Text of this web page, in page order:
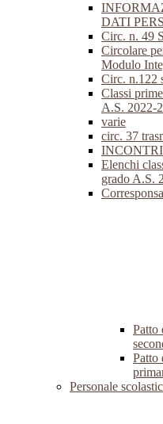
DATI
Circ. n. 49
Circolare
Modulo
Circ. n.122
Classi
A.S. 2022-
varie
circ. 37
Elenchi
grado A.S.
Patto
Patto
Personale